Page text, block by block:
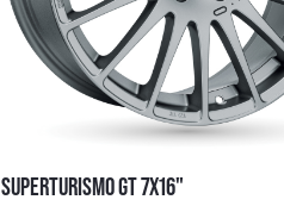
SUPERTURISMO GT 7X16"